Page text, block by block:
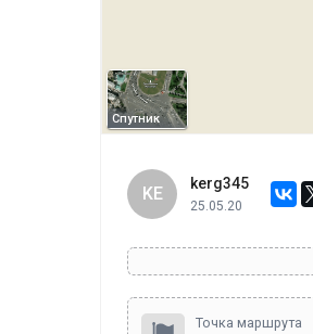
Спутник
KE
kerg345
25.05.20
Точка маршрута